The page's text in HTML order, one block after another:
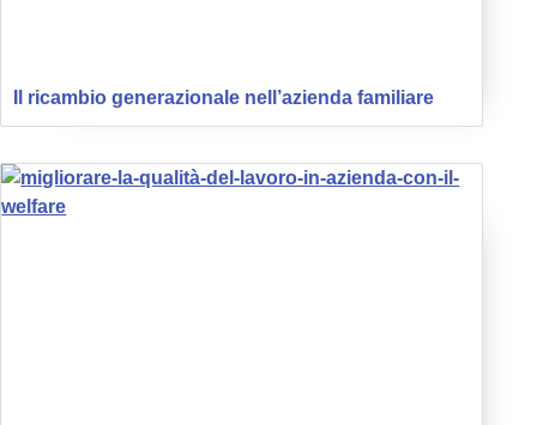
Il ricambio generazionale nell’azienda familiare